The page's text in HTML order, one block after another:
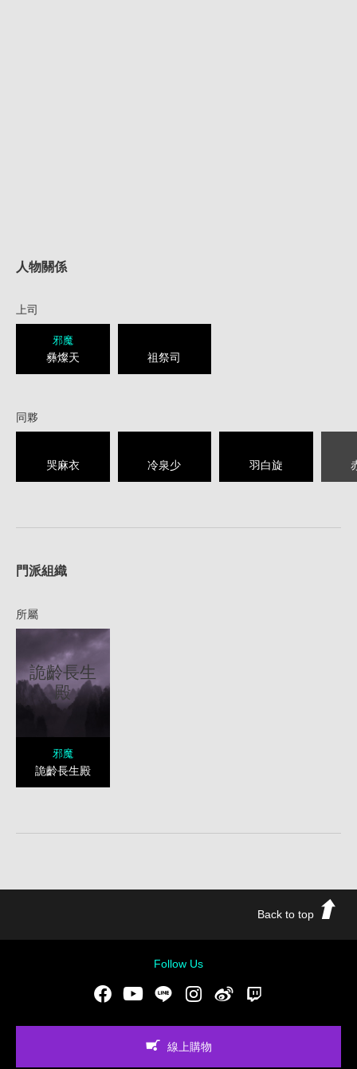
人物關係
上司
邪魔
彝燦天 祖祭司
同夥
哭麻衣 冷泉少 羽白旋
門派組織
所屬
詭齡長生
殿
邪魔
詭齡長生殿
Back to top
Follow Us
FacebookYoutubeLINE Instgram新浪微博
線上購物